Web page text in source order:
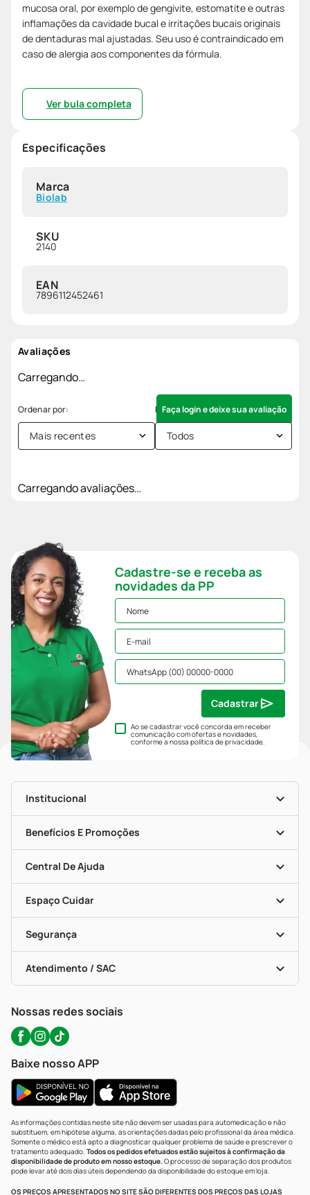
mucosa oral, por exemplo de gengivite, estomatite e outras
inflamações da cavidade bucal e irritações bucais originais
de dentaduras mal ajustadas. Seu uso é contraindicado em
caso de alergia aos componentes da fórmula.
Ver bula completa
Especificações
Marca
Biolab
SKU
2140
EAN
7896112452461
Avaliações
Carregando…
Faça login e deixe sua avaliação
Mais recentes Todos
Carregando avaliações…
Cadastre-se e receba as
novidades da PP
Ao se cadastrar você concorda em receber
comunicação com ofertas e novidades,
conforme a nossapolítica de privacidade.
Cadastrar
Institucional
História
Nossas Lojas
Mapa De Categorias
Blog Da PP
Seja Uma Loja Parceira
Benefícios E Promoções
Clube PP
Convênios
Programa Popular Do Brasil
Encarte De Ofertas
Dermaclub
Descontos De Laboratório (PBM)
Cupons E Ofertas
Central De Ajuda
Entrega
Recompra Programada
Compras Com Receita
Alomed (tele-Entrega)
Formas De Pagamento
Troca E Devolução
Bulas De A A Z
Políticas De Marketplace
Espaço Cuidar
Vacinas
Serviços Farmacêuticos
Testes Rápidos
Autoteste Covid-19
Segurança
Certificado De Segurança
Portal Da Privacidade
Atendimento / SAC
WhatsApp (47) 9202-1687
Nossas redes sociais
Baixe nosso APP
As informações contidas neste site não devem ser usadas para automedicação e não
substituem, em hipótese alguma, as orientações dadas pelo profissional da área médica.
Somente o médico está apto a diagnosticar qualquer problema de saúde e prescrever o
tratamento adequado. Todos os pedidos efetuados estão sujeitos à confirmação da
disponibilidade de produto em nosso estoque.O processo de separação dos produtos
pode levar até dois dias úteis dependendo da disponibilidade do estoque em loja.
OS PREÇOS APRESENTADOS NO SITE SÃO DIFERENTES DOS PREÇOS DAS LOJAS